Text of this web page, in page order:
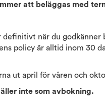
att beläggas med
definitivt när du godkänner
policy är alltid inom 30
ut april för våren och
inte som avbokning.